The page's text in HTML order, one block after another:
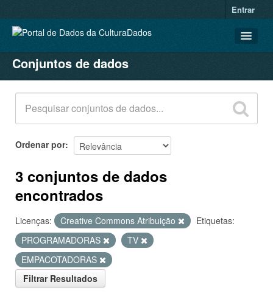
Entrar
CONJUNTOS DE DADOS
ORGANIZAÇÕES
GRUPOS
SOBRE
Conjuntos de dados
Ordenar por
3 conjuntos de dados
encontrados
Licenças: Creative Commons Atribuição
Etiquetas:
PROGRAMADORAS
TV
EMPACOTADORAS
Filtrar Resultados